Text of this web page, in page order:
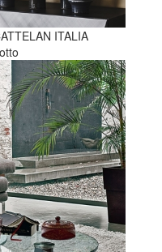
ITALIA